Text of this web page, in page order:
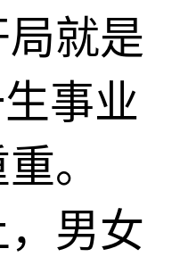
就是
事业
。
男女